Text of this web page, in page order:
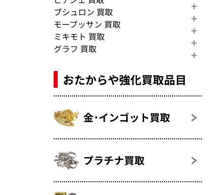
ブシュロン 買取
モーブッサン 買取
ミキモト 買取
グラフ 買取
おたからや強化買取品目
金･インゴット買取
プラチナ買取